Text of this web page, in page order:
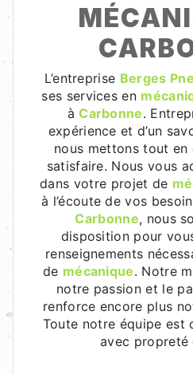
L’entreprise Berges
ses services en
àCarbonne.
expérience et d’un
nous mettons tout
satisfaire. Nous vous
dans votre projet de
à l’écoute de vos
Carbonne, nous
disposition pour
renseignements
de mécanique. Notre
notre passion et le
renforce encore plus
Toute notre équipe est
avec propreté